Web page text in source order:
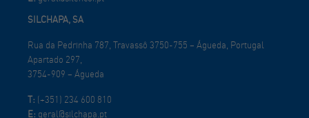
SILCHAPA, SA
Rua da Pedrinha 787, Travassô 3750-755 – Águeda, Portugal
Apartado 297,
3754-909 – Águeda
T: (+351) 234 600 810
E: geral@silchapa.pt